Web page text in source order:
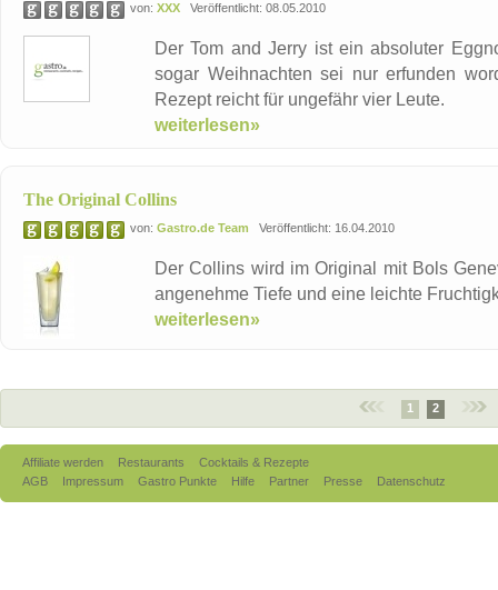
von: XXX Veröffentlicht: 08.05.2010
Der Tom and Jerry ist ein absoluter
sogar Weihnachten sei nur erfunden
Rezept reicht für ungefähr vier Leute.
weiterlesen»
The Original Collins
von: Gastro.de Team Veröffentlicht: 16.04.2010
Der Collins wird im Original mit Bols
angenehme Tiefe und eine leichte
weiterlesen»
1 2
Affiliate werden Restaurants
Cocktails & Rezepte
AGB
Impressum Gastro Punkte Hilfe Partner Presse Datenschutz